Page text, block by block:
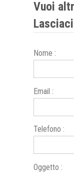
Vuoi
Nome :
Email :
Telefono :
Oggetto :